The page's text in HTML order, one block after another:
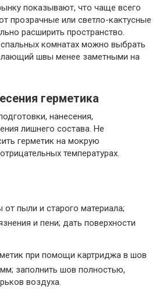
показывают, что чаще всего
прозрачные или светло-кактусные
расширить пространство.
комнатах можно выбрать
швы менее заметными на
герметика
нанесения,
лишнего состава. Не
герметик на мокрую
температурах.
пыли и старого материала;
и пени; дать поверхности
при помощи картриджа в шов
заполнить шов полностью,
воздуха.